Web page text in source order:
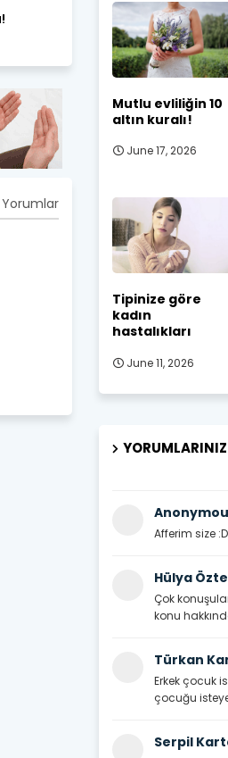
Mutlu evliliğin 10
altın kuralı!
June 17, 2026
Tipinize göre
kadın
hastalıkları
June 11, 2026
YORUMLARINIZ
Afferim size
Hülya
Çok
konu
Türkan
Erkek çocuk
çocuğu
Serpil